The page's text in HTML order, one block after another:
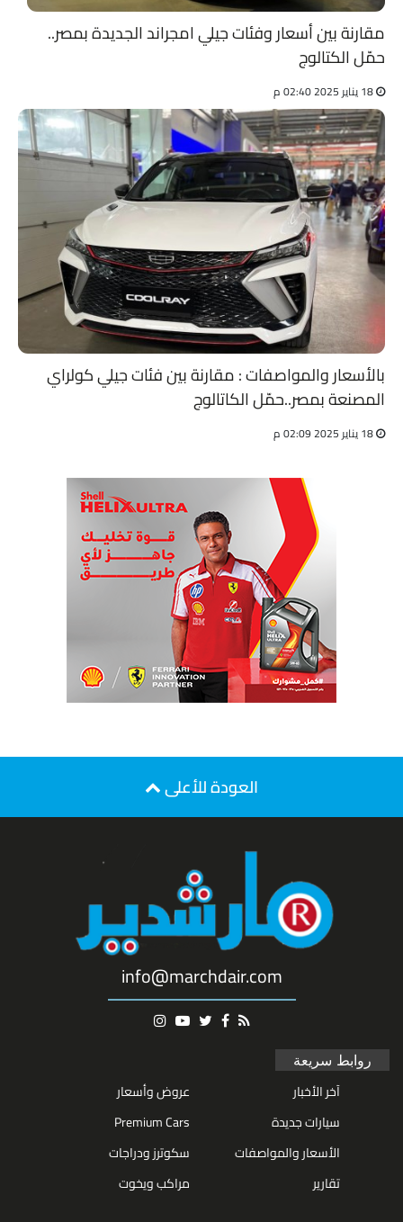
مقارنة بين أسعار وفئات جيلي امجراند الجديدة بمصر..
حمّل الكتالوج
بالأسعار والمواصفات : مقارنة بين فئات جيلي كولراي
المصنعة بمصر..حمّل الكاتالوج
العودة للأعلى
info@marchdair.com
روابط سريعة
آخر الأخبار
سيارات جديدة
الأسعار والمواصفات
تقارير
عروض وأسعار
Premium Cars
سكوترز ودراجات
مراكب ويخوت